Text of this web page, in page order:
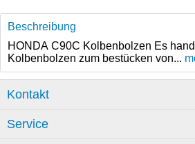
Beschreibung
HONDA C90C Kolbenbolzen Es
Kolbenbolzen zum bestücken von...
Kontakt
Service